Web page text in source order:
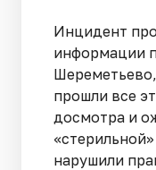
Инцидент
информации
прошли все
досмотра и
нарушили